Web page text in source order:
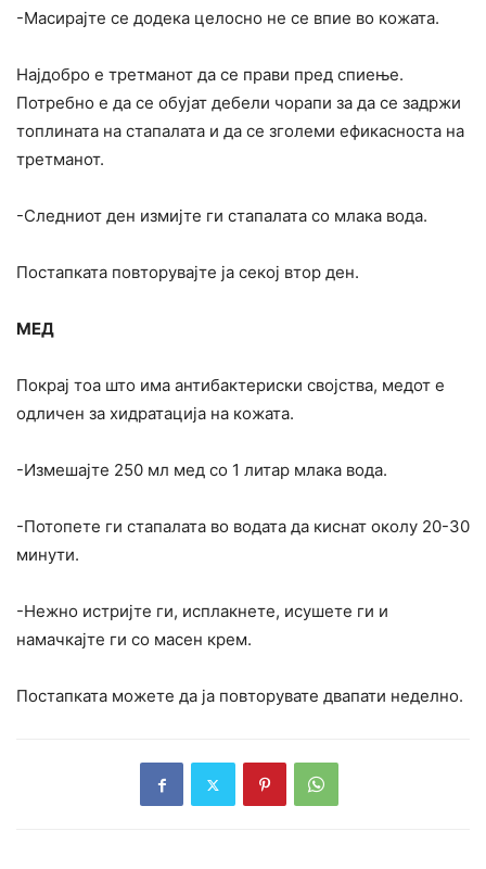
-Масирајте се додека целосно не се впие во кожата.
Најдобро е третманот да се прави пред спиење.
Потребно е да се обујат дебели чорапи за да се задржи
топлината на стапалата и да се зголеми ефикасноста на
третманот.
-Следниот ден измијте ги стапалата со млака вода.
Постапката повторувајте ја секој втор ден.
МЕД
Покрај тоа што има антибактериски својства, медот е
одличен за хидратација на кожата.
-Измешајте 250 мл мед со 1 литар млака вода.
-Потопете ги стапалата во водата да киснат околу 20-30
минути.
-Нежно истријте ги, исплакнете, исушете ги и
намачкајте ги со масен крем.
Постапката можете да ја повторувате двапати неделно.